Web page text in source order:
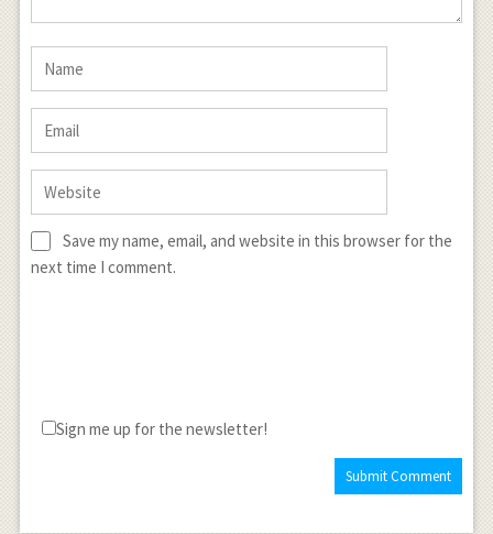
Save my name, email, and website in this browser for the
next time I comment.
Sign me up for the newsletter!